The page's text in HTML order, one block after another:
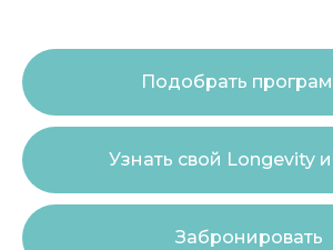
Подобрать
Узнать свой Longevity
Забронировать